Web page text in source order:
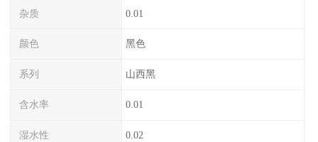
杂质 0.01
颜色 黑色
系列 山西黑
含水率 0.01
湿水性 0.02